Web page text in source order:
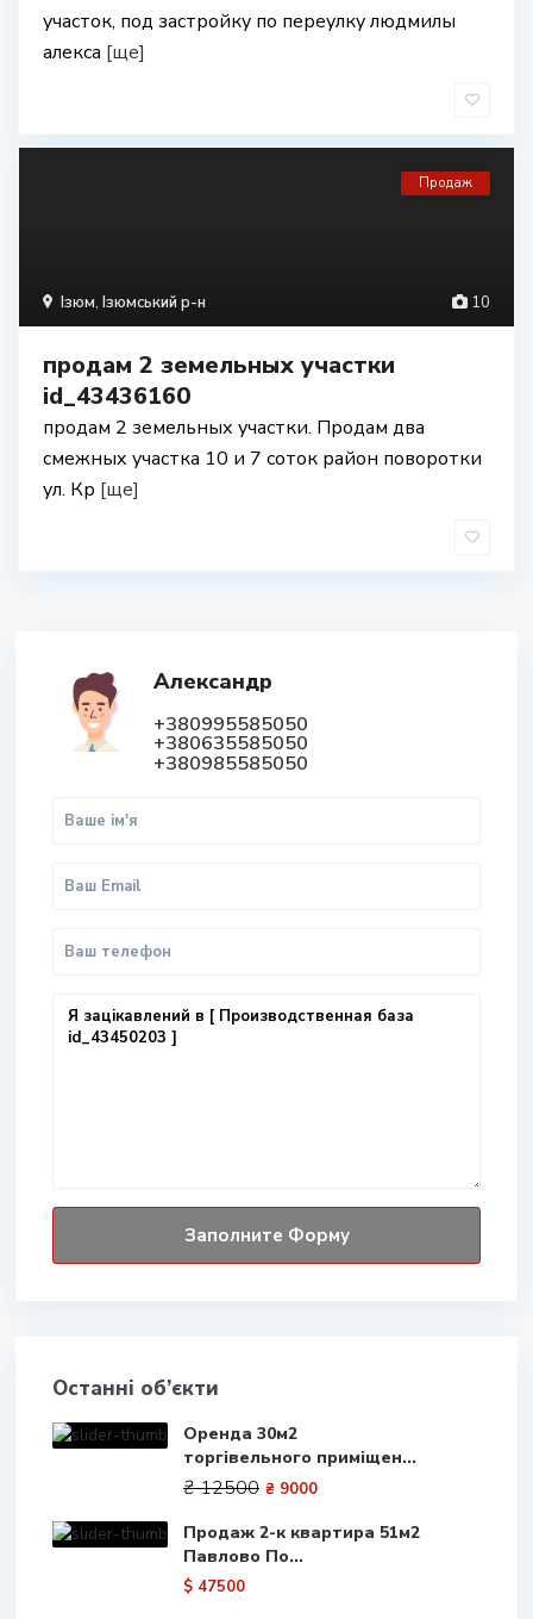
участок, под застройку по переулку людмилы
алекса [ще]
10
Ізюм, Ізюмський р-н
Продаж
продам 2 земельных участки
id_43436160
продам 2 земельных участки. Продам два
смежных участка 10 и 7 соток район поворотки
ул. Кр [ще]
Александр
+380995585050
+380635585050
+380985585050
Останні об’єкти
Оренда 30м2
торгівельного приміщен...
₴ 12500 ₴ 9000
Продаж 2-к квартира 51м2
Павлово По...
$ 47500